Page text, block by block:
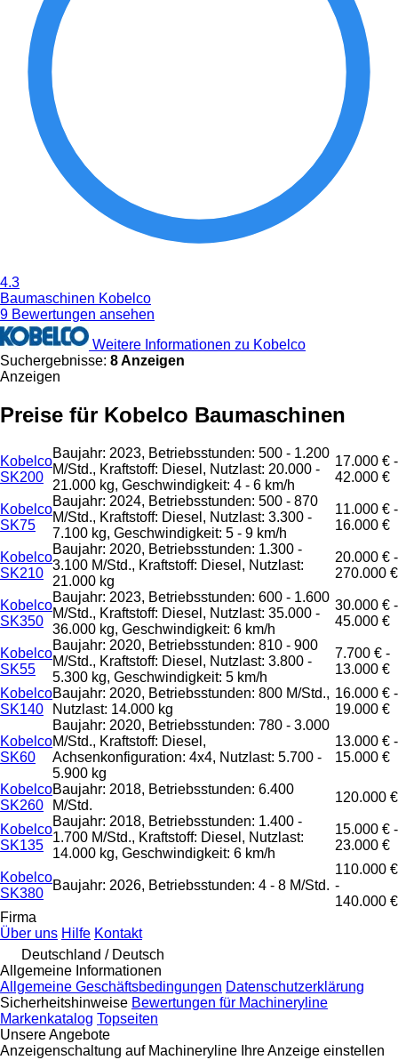
4.3
Baumaschinen Kobelco
9 Bewertungen ansehen
Weitere Informationen zu Kobelco
Suchergebnisse: 8 Anzeigen
Anzeigen
Preise für Kobelco Baumaschinen
Kobelco
SK200
Baujahr: 2023, Betriebsstunden: 500 - 1.200
M/Std., Kraftstoff: Diesel, Nutzlast: 20.000 -
21.000 kg, Geschwindigkeit: 4 - 6 km/h
17.000 € -
42.000 €
Kobelco
SK75
Baujahr: 2024, Betriebsstunden: 500 - 870
M/Std., Kraftstoff: Diesel, Nutzlast: 3.300 -
7.100 kg, Geschwindigkeit: 5 - 9 km/h
11.000 € -
16.000 €
Kobelco
SK210
Baujahr: 2020, Betriebsstunden: 1.300 -
3.100 M/Std., Kraftstoff: Diesel, Nutzlast:
21.000 kg
20.000 € -
270.000 €
Kobelco
SK350
Baujahr: 2023, Betriebsstunden: 600 - 1.600
M/Std., Kraftstoff: Diesel, Nutzlast: 35.000 -
36.000 kg, Geschwindigkeit: 6 km/h
30.000 € -
45.000 €
Kobelco
SK55
Baujahr: 2020, Betriebsstunden: 810 - 900
M/Std., Kraftstoff: Diesel, Nutzlast: 3.800 -
5.300 kg, Geschwindigkeit: 5 km/h
7.700 € -
13.000 €
Kobelco
SK140
Baujahr: 2020, Betriebsstunden: 800 M/Std.,
Nutzlast: 14.000 kg
16.000 € -
19.000 €
Kobelco
SK60
Baujahr: 2020, Betriebsstunden: 780 - 3.000
M/Std., Kraftstoff: Diesel,
Achsenkonfiguration: 4x4, Nutzlast: 5.700 -
5.900 kg
13.000 € -
15.000 €
Kobelco
SK260
Baujahr: 2018, Betriebsstunden: 6.400
M/Std.
120.000 €
Kobelco
SK135
Baujahr: 2018, Betriebsstunden: 1.400 -
1.700 M/Std., Kraftstoff: Diesel, Nutzlast:
14.000 kg, Geschwindigkeit: 6 km/h
15.000 € -
23.000 €
Kobelco
SK380
Baujahr: 2026, Betriebsstunden: 4 - 8 M/Std.
110.000 €
-
140.000 €
Firma
Über uns Hilfe Kontakt
Deutschland / Deutsch
Allgemeine Informationen
Allgemeine Geschäftsbedingungen Datenschutzerklärung
Sicherheitshinweise Bewertungen für Machineryline
Markenkatalog Topseiten
Unsere Angebote
Anzeigenschaltung auf Machineryline Ihre Anzeige einstellen